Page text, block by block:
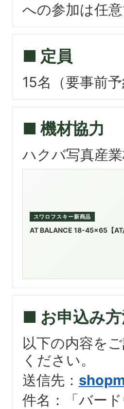
への参加は任
■ 定員
15名（要事前
■ 機材協力
ハクバ写真産
スワロフスキー新商品
AT BALANCE 18-45x65【
■ お申込み
以下の内容を
ください。
送信先：
件名：「バー